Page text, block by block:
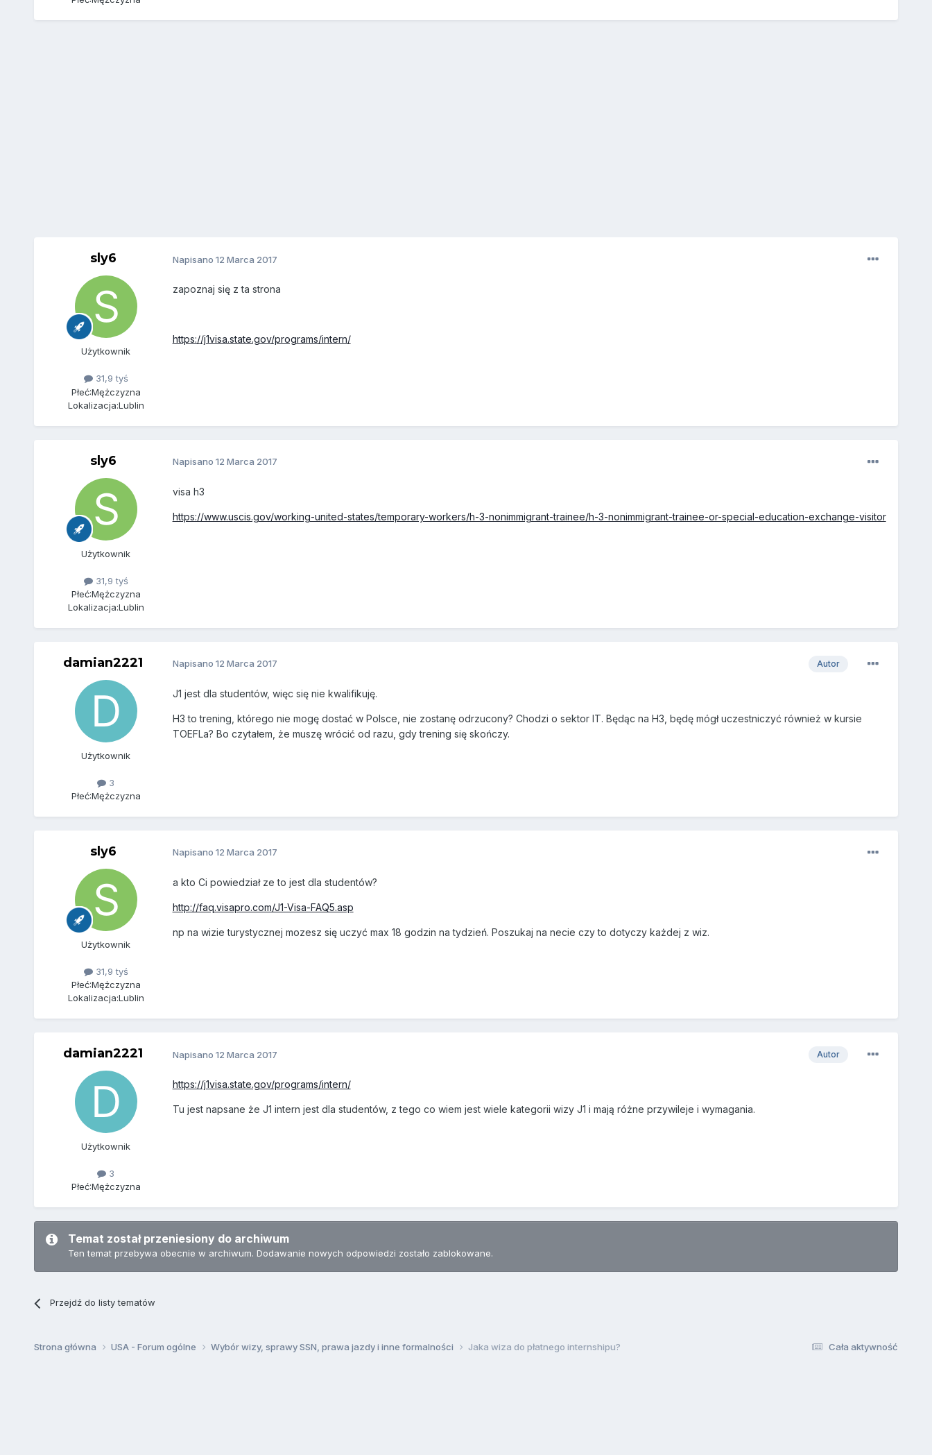
sly6
Użytkownik
31,9 tyś
Płeć:Mężczyzna
Lokalizacja:Lublin
Napisano 12 Marca 2017
zapoznaj się z ta strona
https://j1visa.state.gov/programs/intern/
sly6
Użytkownik
31,9 tyś
Płeć:Mężczyzna
Lokalizacja:Lublin
Napisano 12 Marca 2017
visa h3
https://www.uscis.gov/working-united-states/temporary-workers/h-3-nonimmigrant-trainee/h-3-nonimmigrant-trainee-or-special-education-exchange-visitor
damian2221
Użytkownik
3
Płeć:Mężczyzna
Autor
Napisano 12 Marca 2017
J1 jest dla studentów, więc się nie kwalifikuję.
H3 to trening, którego nie mogę dostać w Polsce, nie zostanę odrzucony? Chodzi o sektor IT. Będąc na H3, będę mógł uczestniczyć również w kursie
TOEFLa? Bo czytałem, że muszę wrócić od razu, gdy trening się skończy.
sly6
Użytkownik
31,9 tyś
Płeć:Mężczyzna
Lokalizacja:Lublin
Napisano 12 Marca 2017
a kto Ci powiedział ze to jest dla studentów?
http://faq.visapro.com/J1-Visa-FAQ5.asp
np na wizie turystycznej mozesz się uczyć max 18 godzin na tydzień. Poszukaj na necie czy to dotyczy każdej z wiz.
damian2221
Użytkownik
3
Płeć:Mężczyzna
Autor
Napisano 12 Marca 2017
https://j1visa.state.gov/programs/intern/
Tu jest napsane że J1 intern jest dla studentów, z tego co wiem jest wiele kategorii wizy J1 i mają różne przywileje i wymagania.
Temat został przeniesiony do archiwum
Ten temat przebywa obecnie w archiwum. Dodawanie nowych odpowiedzi zostało zablokowane.
Przejdź do listy tematów
Cała aktywność
Strona główna USA - Forum ogólne Wybór wizy, sprawy SSN, prawa jazdy i inne formalności Jaka wiza do płatnego internshipu?